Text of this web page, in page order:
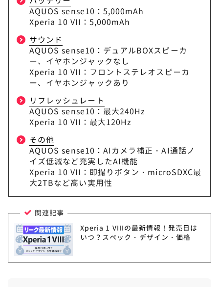
AQUOS sense10：5,000mAh
Xperia 10 VII：5,000mAh
サウンド
AQUOS sense10：デュアルBOXスピーカ
ー、イヤホンジャックなし
Xperia 10 VII：フロントステレオスピーカ
ー、イヤホンジャックあり
リフレッシュレート
AQUOS sense10：最大240Hz
Xperia 10 VII：最大120Hz
その他
AQUOS sense10：AIカメラ補正・AI通話ノ
イズ低減など充実したAI機能
Xperia 10 VII：即撮りボタン・microSDXC最
大2TBなど高い実用性
関連記事
Xperia 1 VIIIの最新情報！発売日は
いつ？スペック・デザイン・価格